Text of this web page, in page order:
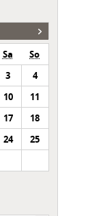
Sa
So
3
4
10
11
17
18
24
25